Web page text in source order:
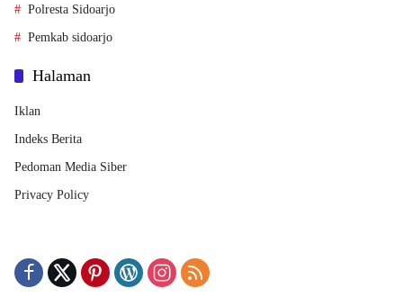
Polresta Sidoarjo
Pemkab sidoarjo
Halaman
Iklan
Indeks Berita
Pedoman Media Siber
Privacy Policy